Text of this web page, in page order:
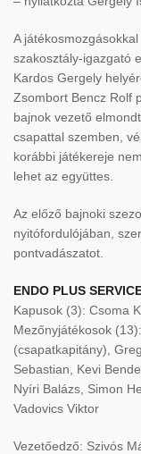
A
szakosztály-igazgató
Kardos Gergely
Zsombort Bencz Rolf
bajnok vezető
csapattal szemben,
korábbi játékereje
lehet az együttes.
Az előző bajnoki
nyitófordulójában,
pontvadászatot.
ENDO PLUS
Kapusok (3): Csoma
Mezőnyjátékosok
(csapatkapitány),
Sebastian, Kevi
Nyíri Balázs, Simon
Vadovics Viktor
Vezetőedző: Szivós